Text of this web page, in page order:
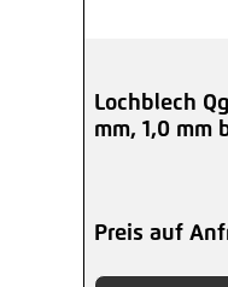
Lochblech
mm, 1,0 mm
Preis auf